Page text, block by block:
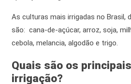
As culturas mais irrigadas no Brasil,
são: cana-de-açúcar, arroz, soja,
cebola, melancia, algodão e trigo.
Quais são os
irrigação?